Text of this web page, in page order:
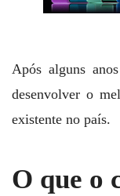
Após alguns
desenvolver o
existente no país.
O que o